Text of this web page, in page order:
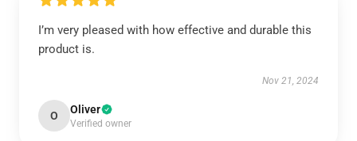
I’m very pleased with how effective and durable this
product is.
Nov 21, 2024
O Oliver
Verified owner